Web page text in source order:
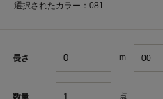
選択されたカラー：081
長さ m
数量 点